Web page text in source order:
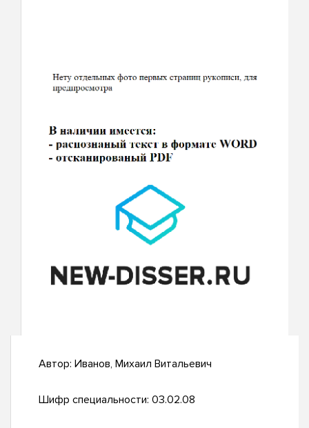
Автор: Иванов, Михаил Витальевич
Шифр специальности: 03.02.08